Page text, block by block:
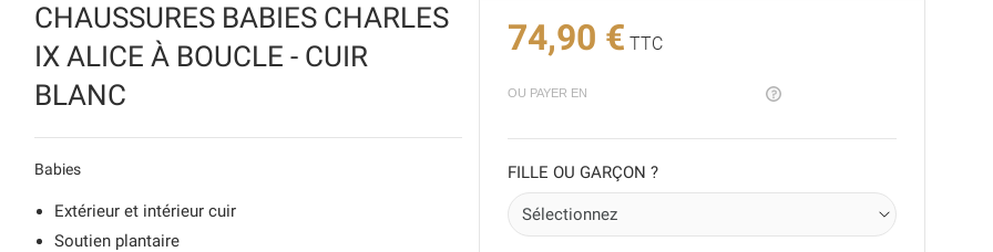
CHAUSSURES BABIES CHARLES
IX ALICE À BOUCLE - CUIR
BLANC
Babies
Extérieur et intérieur cuir
Soutien plantaire
74,90 € TTC
OU PAYER EN
FILLE OU GARÇON ?